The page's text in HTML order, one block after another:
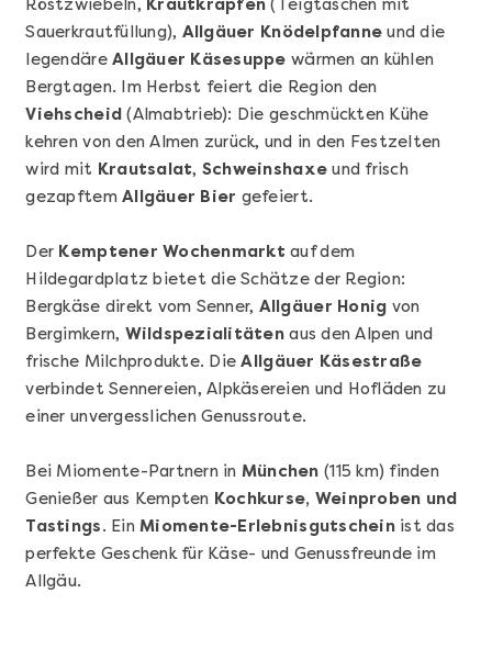
Mehr anzeigen
Geschenkbox 100€
Mehr anzeigen
Sushi-Kochkurs@Home
Röstzwiebeln, Krautkrapfen (Teigtaschen mit
Sauerkrautfüllung), Allgäuer Knödelpfanne und die
legendäreAllgäuer Käsesuppe wärmen an kühlen
Bergtagen. Im Herbst feiert die Region den
Viehscheid (Almabtrieb): Die geschmückten Kühe
kehren von den Almen zurück, und in den Festzelten
wird mit Krautsalat, Schweinshaxe und frisch
gezapftemAllgäuer Bier gefeiert.
Der Kemptener Wochenmarkt auf dem
Hildegardplatz bietet die Schätze der Region:
Bergkäse direkt vom Senner, Allgäuer Honig von
Bergimkern, Wildspezialitätenaus den Alpen und
frische Milchprodukte. DieAllgäuer Käsestraße
verbindet Sennereien, Alpkäsereien und Hofläden zu
einer unvergesslichen Genussroute.
Bei Miomente-Partnern in München (115 km) finden
Genießer aus Kempten Kochkurse, Weinproben und
Tastings. EinMiomente-Erlebnisgutscheinist das
perfekte Geschenk für Käse- und Genussfreunde im
Allgäu.